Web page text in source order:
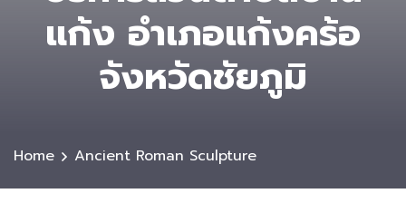
แก้ง อำเภอแก้งคร้อ
จังหวัดชัยภูมิ
Home Ancient Roman Sculpture